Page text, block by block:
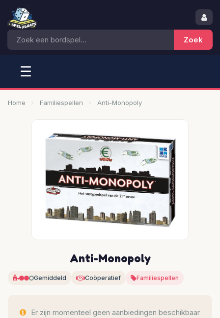
☰
Home Familiespellen Anti-Monopoly
Anti-Monopoly
Gemiddeld Coöperatief Familiespellen
Er zijn momenteel geen aanbiedingen beschikbaar